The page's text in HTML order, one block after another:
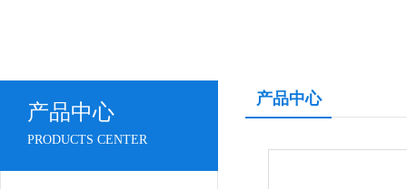
产品中心
PRODUCTS CENTER
产品中心